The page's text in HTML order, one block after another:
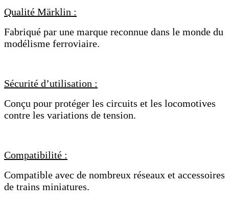
Qualité Märklin :
Fabriqué par une marque reconnue dans le monde du
modélisme ferroviaire.
Sécurité d’utilisation :
Conçu pour protéger les circuits et les locomotives
contre les variations de tension.
Compatibilité :
Compatible avec de nombreux réseaux et accessoires
de trains miniatures.